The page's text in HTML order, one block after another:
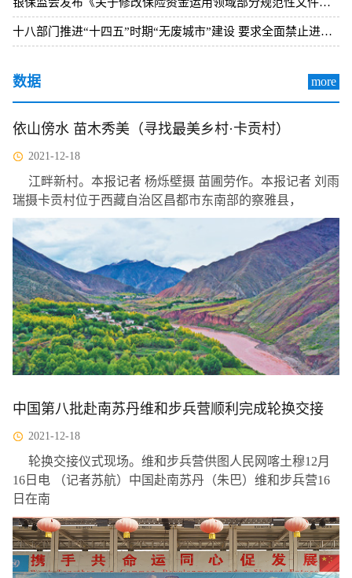
十八部门推进“十四五”时期“无废城市”建设 要求全面禁止进口“洋垃圾”
数据 more
依山傍水 苗木秀美（寻找最美乡村·卡贡村）
2021-12-18
江畔新村。本报记者 杨烁壁摄 苗圃劳作。本报记者 刘雨
瑞摄卡贡村位于西藏自治区昌都市东南部的察雅县，
中国第八批赴南苏丹维和步兵营顺利完成轮换交接
2021-12-18
轮换交接仪式现场。维和步兵营供图人民网喀土穆12月
16日电 （记者苏航）中国赴南苏丹（朱巴）维和步兵营16
日在南